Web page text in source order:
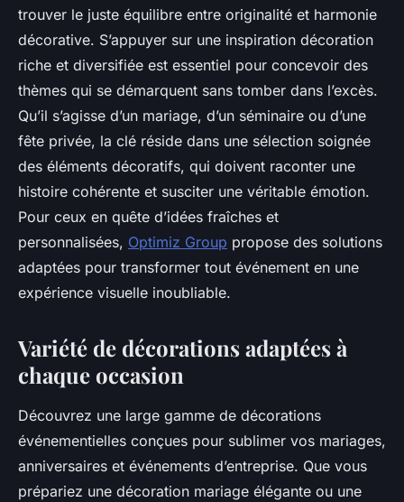
trouver le juste équilibre entre originalité et harmonie
décorative. S’appuyer sur une inspiration décoration
riche et diversifiée est essentiel pour concevoir des
thèmes qui se démarquent sans tomber dans l’excès.
Qu’il s’agisse d’un mariage, d’un séminaire ou d’une
fête privée, la clé réside dans une sélection soignée
des éléments décoratifs, qui doivent raconter une
histoire cohérente et susciter une véritable émotion.
Pour ceux en quête d’idées fraîches et
personnalisées, Optimiz Group propose des solutions
adaptées pour transformer tout événement en une
expérience visuelle inoubliable.
Variété de décorations adaptées à
chaque occasion
Découvrez une large gamme de décorations
événementielles conçues pour sublimer vos mariages,
anniversaires et événements d’entreprise. Que vous
prépariez une décoration mariage élégante ou une